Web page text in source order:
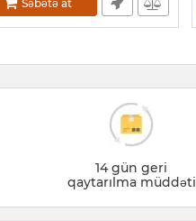
Səbətə at
14 gün geri
qaytarılma müddəti